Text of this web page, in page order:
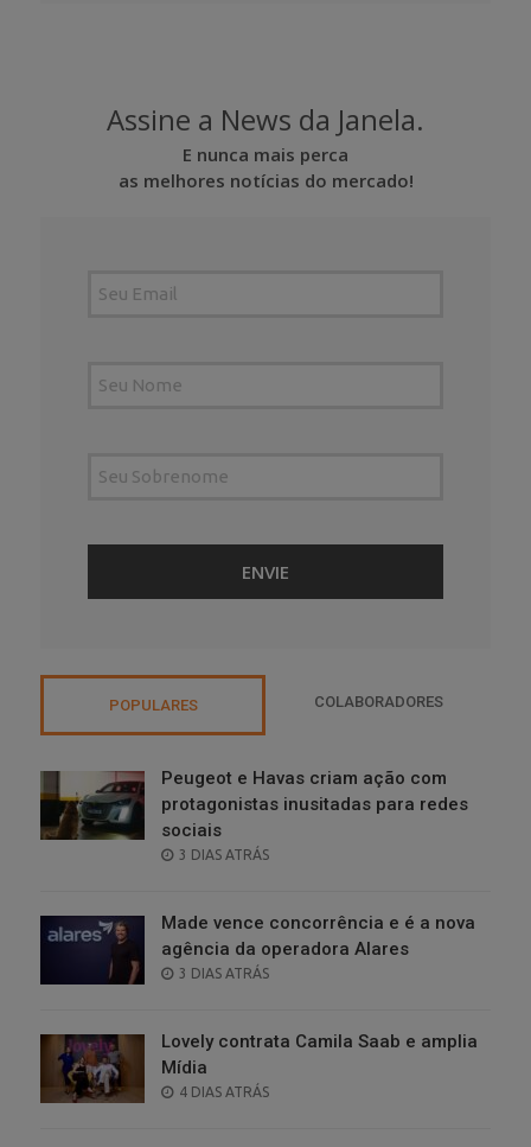
Assine a News da Janela.
E nunca mais perca
as melhores notícias do mercado!
POPULARES COLABORADORES
Peugeot e Havas criam ação com
protagonistas inusitadas para redes
sociais
POSTED
3 DIAS ATRÁS
Made vence concorrência e é a nova
agência da operadora Alares
POSTED
3 DIAS ATRÁS
Lovely contrata Camila Saab e amplia
Mídia
POSTED
4 DIAS ATRÁS